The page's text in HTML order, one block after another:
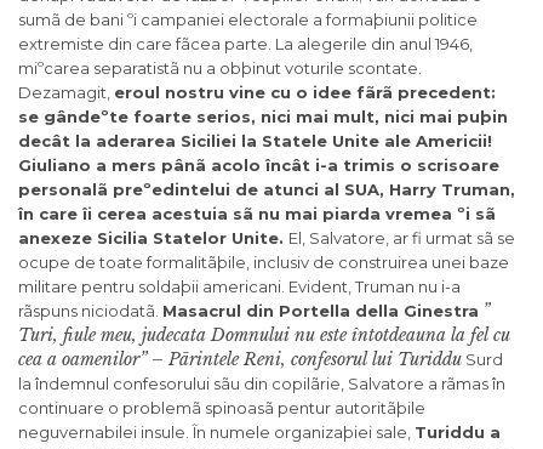
sumã de bani ºi campaniei electorale a formaþiunii politice
extremiste din care fãcea parte. La alegerile din anul 1946,
miºcarea separatistã nu a obþinut voturile scontate.
Dezamagit, eroul nostru vine cu o idee fãrã precedent:
se gândeºte foarte serios, nici mai mult, nici mai puþin
decât la aderarea Siciliei la Statele Unite ale Americii!
Giuliano a mers pânã acolo încât i-a trimis o scrisoare
personalã preºedintelui de atunci al SUA, Harry Truman,
în care îi cerea acestuia sã nu mai piarda vremea ºi sã
anexeze Sicilia Statelor Unite. El, Salvatore, ar fi urmat sã se
ocupe de toate formalitãþile, inclusiv de construirea unei baze
militare pentru soldaþii americani. Evident, Truman nu i-a
rãspuns niciodatã. Masacrul din Portella della Ginestra ”
Turi, fiule meu, judecata Domnului nu este întotdeauna la fel cu
cea a oamenilor” – Pãrintele Reni, confesorul lui Turiddu Surd
la îndemnul confesorului sãu din copilãrie, Salvatore a rãmas în
continuare o problemã spinoasã pentur autoritãþile
neguvernabilei insule. În numele organizaþiei sale, Turiddu a